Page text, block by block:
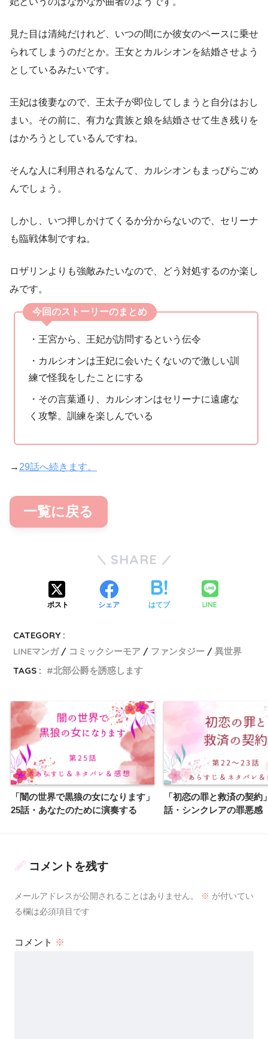
見た目は清純だけれど、いつの間にか彼女のペースに乗せ
られてしまうのだとか。王女とカルシオンを結婚させよう
としているみたいです。
王妃は後妻なので、王太子が即位してしまうと自分はおし
まい。その前に、有力な貴族と娘を結婚させて生き残りを
はかろうとしているんですね。
そんな人に利用されるなんて、カルシオンもまっぴらごめ
んでしょう。
しかし、いつ押しかけてくるか分からないので、セリーナ
も臨戦体制ですね。
ロザリンよりも強敵みたいなので、どう対処するのか楽し
みです。
今回のストーリーのまとめ
・王宮から、王妃が訪問するという伝令
・カルシオンは王妃に会いたくないので激しい訓
練で怪我をしたことにする
・その言葉通り、カルシオンはセリーナに遠慮な
く攻撃。訓練を楽しんでいる
→ 29話へ続きます。
一覧に戻る
SHARE
ポスト シェア はてブ LINE
CATEGORY :
LINEマンガ
コミックシーモア ファンタジー
異世界
TAGS :
北部公爵を誘惑します
「闇の世界で黒狼の女になります」
25話・あなたのために演奏する
「初恋の罪と救済の契約
話・シンクレアの罪悪感
コメントを残す
メールアドレスが公開されることはありません。 ※ が付いてい
る欄は必須項目です
コメント ※